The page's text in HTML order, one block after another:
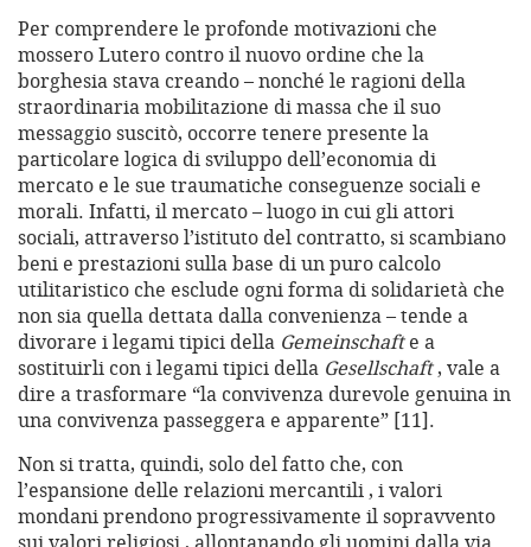
Per comprendere le profonde motivazioni che
mossero Lutero contro il nuovo ordine che la
borghesia stava creando – nonché le ragioni della
straordinaria mobilitazione di massa che il suo
messaggio suscitò, occorre tenere presente la
particolare logica di sviluppo dell’economia di
mercato e le sue traumatiche conseguenze sociali e
morali. Infatti, il mercato – luogo in cui gli attori
sociali, attraverso l’istituto del contratto, si scambiano
beni e prestazioni sulla base di un puro calcolo
utilitaristico che esclude ogni forma di solidarietà che
non sia quella dettata dalla convenienza – tende a
divorare i legami tipici della Gemeinschafte a
sostituirli con i legami tipici della Gesellschaft, vale a
dire a trasformare “la convivenza durevole genuina in
una convivenza passeggera e apparente” [11].
Non si tratta, quindi, solo del fatto che, con
l’espansione delle relazioni mercantili , i valori
mondani prendono progressivamente il sopravvento